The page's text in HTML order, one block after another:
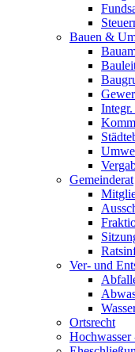
Bauen &
Gemeinderat
Ver- und
Ortsrecht
Hochwasser